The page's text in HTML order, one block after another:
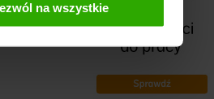
na wszystkie